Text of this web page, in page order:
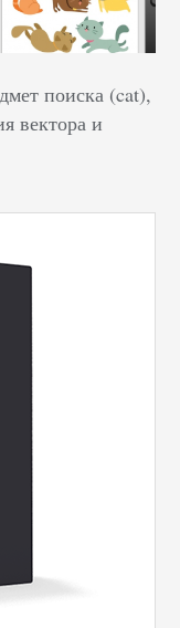
поиска (cat),
вектора и